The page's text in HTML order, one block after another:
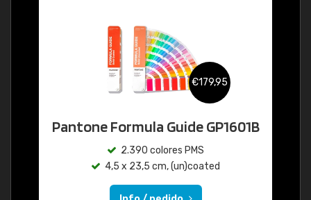
€179,95
Pantone Formula Guide GP1601B
2.390 colores PMS
4,5 x 23,5 cm, (un)coated